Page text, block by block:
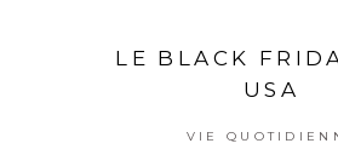
LE BLACK
USA
VIE